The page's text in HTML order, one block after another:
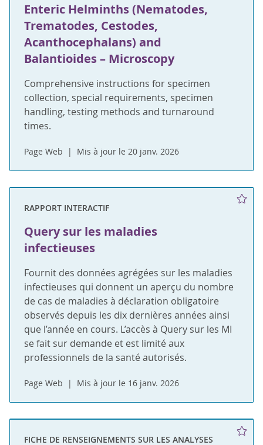
Enteric Helminths (Nematodes,
Trematodes, Cestodes,
Acanthocephalans) and
Balantioides – Microscopy
Comprehensive instructions for specimen
collection, special requirements, specimen
handling, testing methods and turnaround
times.
Page Web Mis à jour le 20 janv. 2026
RAPPORT INTERACTIF
Query sur les maladies
infectieuses
Fournit des données agrégées sur les maladies
infectieuses qui donnent un aperçu du nombre
de cas de maladies à déclaration obligatoire
observés depuis les dix dernières années ainsi
que l’année en cours. L’accès à Query sur les MI
se fait sur demande et est limité aux
professionnels de la santé autorisés.
Page Web Mis à jour le 16 janv. 2026
FICHE DE RENSEIGNEMENTS SUR LES ANALYSES